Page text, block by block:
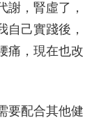
謝，腎虛了，
自己實踐後，
痛，現在也改
要配合其他健